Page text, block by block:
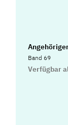
Band 69
Verfügbar